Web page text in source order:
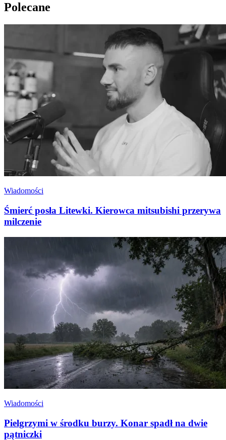
Polecane
Wiadomości
Śmierć posła Litewki. Kierowca mitsubishi przerywa
milczenie
Wiadomości
Pielgrzymi w środku burzy. Konar spadł na dwie
pątniczki